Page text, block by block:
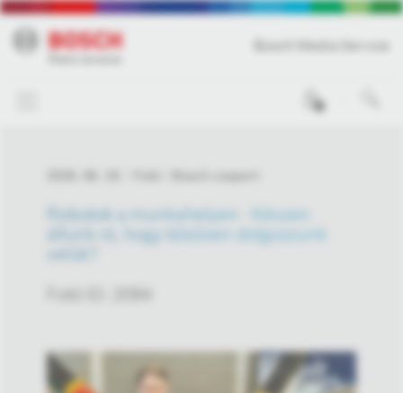
Robotok a munkahelyen - Készen
állunk rá, hogy közösen dolgozzunk
velük?